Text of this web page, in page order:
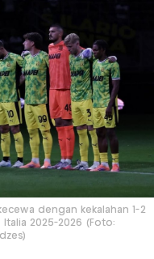
dengan kekalahan 1-2
2025-2026 (Foto: